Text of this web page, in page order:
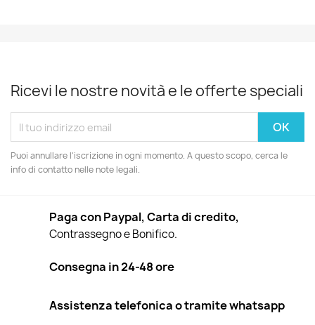
Ricevi le nostre novità e le offerte speciali
Puoi annullare l'iscrizione in ogni momento. A questo scopo, cerca le
info di contatto nelle note legali.
Paga con Paypal, Carta di credito,
Contrassegno e Bonifico.
Consegna in 24-48 ore
Assistenza telefonica o tramite whatsapp